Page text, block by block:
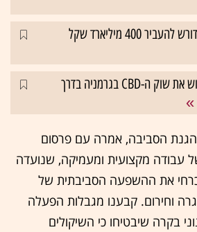
חשיפת גלובס: נתניהו דורש להעביר 400 מיליארד שקל
הישראלים שרוצים לכבוש את שוק ה-CBD בגרמניה בדרך
הסביבה, אמרה עם פרסום
עבודה מקצועית ומעמיקה, שנועדה
את ההשפעה הסביבתית של
וחירום. קבענו מגבלות הפעלה
בקרה שיבטיחו כי השיקולים